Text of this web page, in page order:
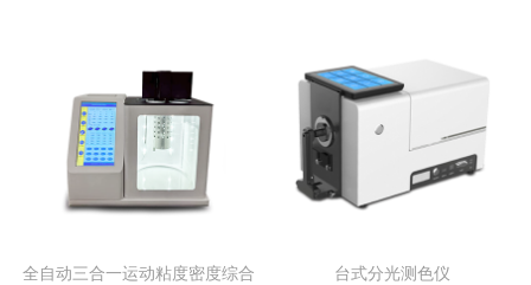
全自动三合一运动粘度密度综合
台式分光测色仪